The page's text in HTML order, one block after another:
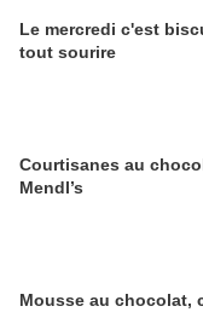
Le mercredi c'est
tout sourire
Courtisanes au
Mendl’s
Mousse au chocolat,